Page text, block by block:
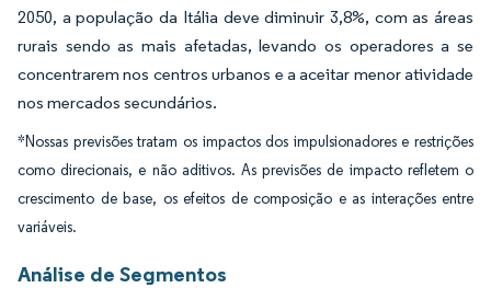
2050, a população da Itália deve diminuir 3,8%, com as áreas
rurais sendo as mais afetadas, levando os operadores a se
concentrarem nos centros urbanos e a aceitar menor atividade
nos mercados secundários.
*Nossas previsões tratam os impactos dos impulsionadores e restrições
como direcionais, e não aditivos. As previsões de impacto refletem o
crescimento de base, os efeitos de composição e as interações entre
variáveis.
Análise de Segmentos